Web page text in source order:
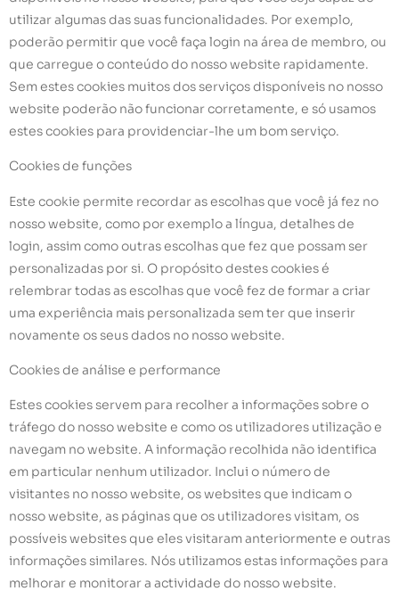
utilizar algumas das suas funcionalidades. Por exemplo,
poderão permitir que você faça login na área de membro, ou
que carregue o conteúdo do nosso website rapidamente.
Sem estes cookies muitos dos serviços disponíveis no nosso
website poderão não funcionar corretamente, e só usamos
estes cookies para providenciar-lhe um bom serviço.
Cookies de funções
Este cookie permite recordar as escolhas que você já fez no
nosso website, como por exemplo a língua, detalhes de
login, assim como outras escolhas que fez que possam ser
personalizadas por si. O propósito destes cookies é
relembrar todas as escolhas que você fez de formar a criar
uma experiência mais personalizada sem ter que inserir
novamente os seus dados no nosso website.
Cookies de análise e performance
Estes cookies servem para recolher a informações sobre o
tráfego do nosso website e como os utilizadores utilização e
navegam no website. A informação recolhida não identifica
em particular nenhum utilizador. Inclui o número de
visitantes no nosso website, os websites que indicam o
nosso website, as páginas que os utilizadores visitam, os
possíveis websites que eles visitaram anteriormente e outras
informações similares. Nós utilizamos estas informações para
melhorar e monitorar a actividade do nosso website.